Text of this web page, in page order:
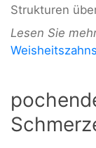
Strukturen
Lesen Sie
Weisheitszahns